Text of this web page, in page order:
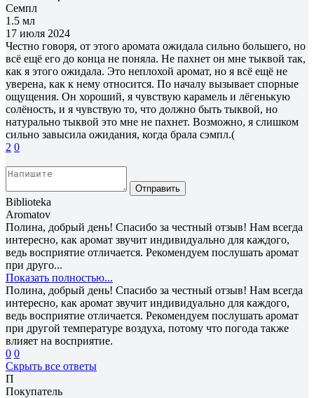
Семпл
1.5 мл
17 июля 2024
Честно говоря, от этого аромата ожидала сильно большего, но
всё ещё его до конца не поняла. Не пахнет он мне тыквой так,
как я этого ожидала. Это неплохой аромат, но я всё ещё не
уверена, как к нему относится. По началу вызывает спорные
ощущения. Он хороший, я чувствую карамель и лёгенькую
солёность, и я чувствую то, что должно быть тыквой, но
натурально тыквой это мне не пахнет. Возможно, я слишком
сильно завысила ожидания, когда брала сэмпл.(
2 0
Отправить
Biblioteka
Aromatov
Полина, добрый день! Спасибо за честный отзыв! Нам всегда
интересно, как аромат звучит индивидуально для каждого,
ведь восприятие отличается. Рекомендуем послушать аромат
при друго...
Показать полностью...
Полина, добрый день! Спасибо за честный отзыв! Нам всегда
интересно, как аромат звучит индивидуально для каждого,
ведь восприятие отличается. Рекомендуем послушать аромат
при другой температуре воздуха, потому что погода также
влияет на восприятие.
0 0
Скрыть все ответы
П
Покупатель